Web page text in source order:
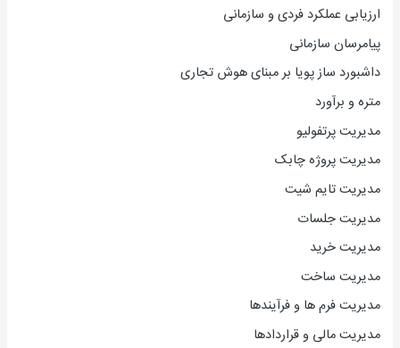
ارزیابی عملکرد فردی و سازمانی
پیامرسان سازمانی
داشبورد ساز پویا بر مبنای هوش تجاری
متره و برآورد
مدیریت پرتفولیو
مدیریت پروژه چابک
مدیریت تایم شیت
مدیریت جلسات
مدیریت خرید
مدیریت ساخت
مدیریت فرم ها و فرآیندها
مدیریت مالی و قراردادها